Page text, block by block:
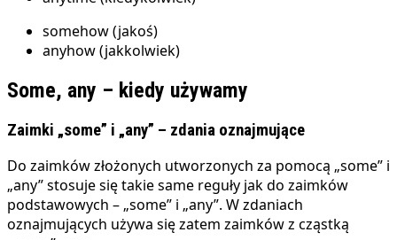
somehow (jakoś)
anyhow (jakkolwiek)
Some, any – kiedy używamy
Zaimki „some” i „any” – zdania oznajmujące
Do zaimków złożonych utworzonych za pomocą „some” i
„any” stosuje się takie same reguły jak do zaimków
podstawowych – „some” i „any”. W zdaniach
oznajmujących używa się zatem zaimków z cząstką